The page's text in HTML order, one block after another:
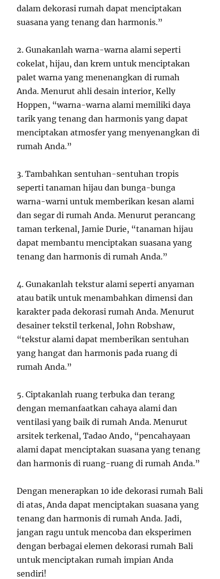
dalam dekorasi rumah dapat menciptakan
suasana yang tenang dan harmonis.”
2. Gunakanlah warna-warna alami seperti
cokelat, hijau, dan krem untuk menciptakan
palet warna yang menenangkan di rumah
Anda. Menurut ahli desain interior, Kelly
Hoppen, “warna-warna alami memiliki daya
tarik yang tenang dan harmonis yang dapat
menciptakan atmosfer yang menyenangkan di
rumah Anda.”
3. Tambahkan sentuhan-sentuhan tropis
seperti tanaman hijau dan bunga-bunga
warna-warni untuk memberikan kesan alami
dan segar di rumah Anda. Menurut perancang
taman terkenal, Jamie Durie, “tanaman hijau
dapat membantu menciptakan suasana yang
tenang dan harmonis di rumah Anda.”
4. Gunakanlah tekstur alami seperti anyaman
atau batik untuk menambahkan dimensi dan
karakter pada dekorasi rumah Anda. Menurut
desainer tekstil terkenal, John Robshaw,
“tekstur alami dapat memberikan sentuhan
yang hangat dan harmonis pada ruang di
rumah Anda.”
5. Ciptakanlah ruang terbuka dan terang
dengan memanfaatkan cahaya alami dan
ventilasi yang baik di rumah Anda. Menurut
arsitek terkenal, Tadao Ando, “pencahayaan
alami dapat menciptakan suasana yang tenang
dan harmonis di ruang-ruang di rumah Anda.”
Dengan menerapkan 10 ide dekorasi rumah Bali
di atas, Anda dapat menciptakan suasana yang
tenang dan harmonis di rumah Anda. Jadi,
jangan ragu untuk mencoba dan eksperimen
dengan berbagai elemen dekorasi rumah Bali
untuk menciptakan rumah impian Anda
sendiri!